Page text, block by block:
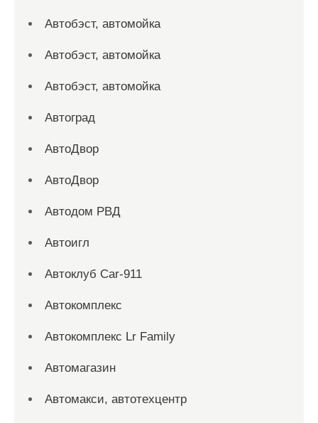
Автобэст, автомойка
Автобэст, автомойка
Автобэст, автомойка
Автоград
АвтоДвор
АвтоДвор
Автодом РВД
Автоигл
Автоклуб Car-911
Автокомплекс
Автокомплекс Lr Family
Автомагазин
Автомакси, автотехцентр